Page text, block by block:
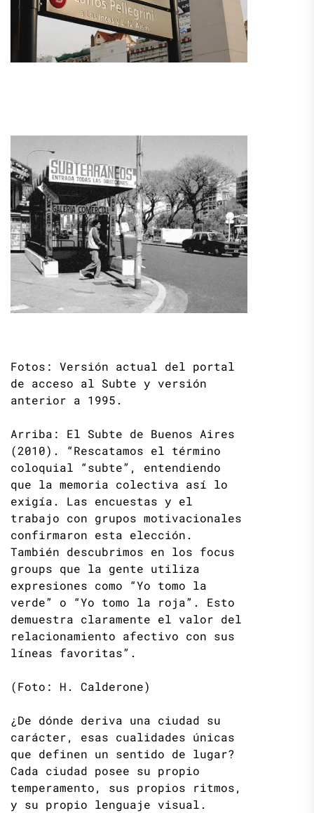
Fotos: Versión actual del portal
de acceso al Subte y versión
anterior a 1995.
Arriba: El Subte de Buenos Aires
(2010). “Rescatamos el término
coloquial “subte”, entendiendo
que la memoria colectiva así lo
exigía. Las encuestas y el
trabajo con grupos motivacionales
confirmaron esta elección.
También descubrimos en los focus
groups que la gente utiliza
expresiones como “Yo tomo la
verde” o “Yo tomo la roja”. Esto
demuestra claramente el valor del
relacionamiento afectivo con sus
líneas favoritas”.
(Foto: H. Calderone)
¿De dónde deriva una ciudad su
carácter, esas cualidades únicas
que definen un sentido de lugar?
Cada ciudad posee su propio
temperamento, sus propios ritmos,
y su propio lenguaje visual.